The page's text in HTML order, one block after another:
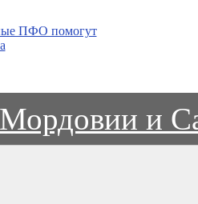
ПФО помогут
и